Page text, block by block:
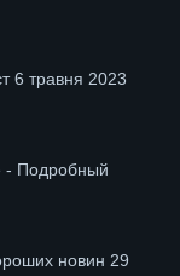
6 травня 2023
- Подробный
новин 29